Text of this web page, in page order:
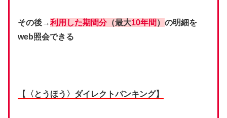
その後→利用した期間分（最大10年間 ） の明細を
web照会できる
【〈とうほう〉ダイレクトバンキング】